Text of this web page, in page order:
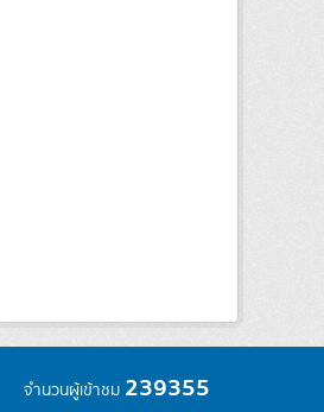
จำนวนผู้เข้าชม 239355